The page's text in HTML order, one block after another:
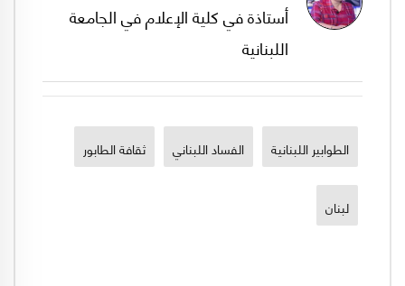
أستاذة في كلية الإعلام في الجامعة
اللبنانية
الطوابير اللبنانية الفساد اللبناني ثقافة الطابور
لبنان